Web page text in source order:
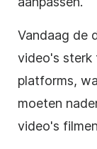
Vandaag de
video's sterk
platforms,
moeten
video's